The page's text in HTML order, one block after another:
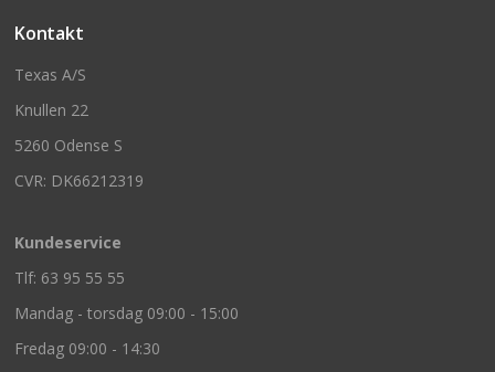
Kontakt
Texas A/S
Knullen 22
5260 Odense S
CVR: DK66212319
Kundeservice
Tlf: 63 95 55 55
Mandag - torsdag 09:00 - 15:00
Fredag 09:00 - 14:30